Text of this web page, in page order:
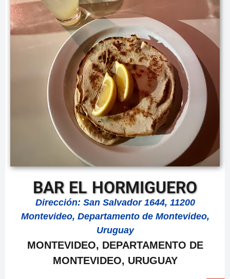
BAR EL HORMIGUERO
Dirección: San Salvador 1644, 11200
Montevideo, Departamento de Montevideo,
Uruguay
MONTEVIDEO, DEPARTAMENTO DE
MONTEVIDEO, URUGUAY